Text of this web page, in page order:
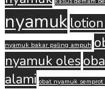
nyamuk
nyamuk bakar paling ampuh
nyamuk oles
alami obat nyamuk